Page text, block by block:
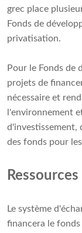
grec place
Fonds de
privatisation.
Pour le Fonds de
projets de
nécessaire et
l'environnement
d'investissement,
des fonds pour
Le système
financera le